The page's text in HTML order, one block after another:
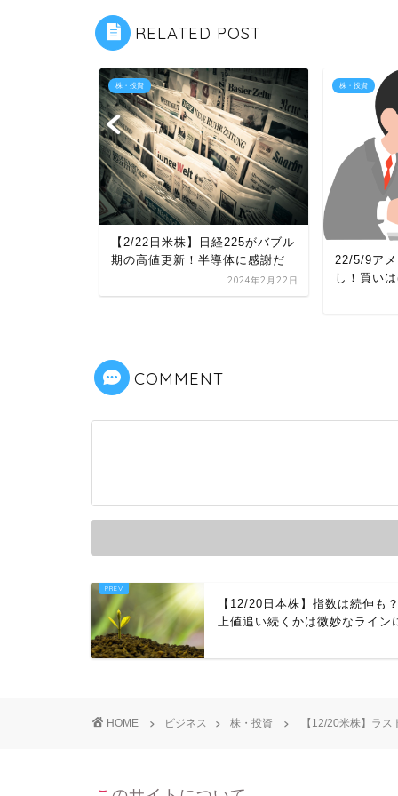
RELATED POST
株・投資
【2/22日米株】日経225がバブル
期の高値更新！半導体に感謝だ
2024年2月22日
株・投資
22/5/9ア
し！買い
COMMENT
【12/20日本株】指数は続伸も？
上値追い続くかは微妙なライン
HOME ビジネス 株・投資 【12/20米株】ラ